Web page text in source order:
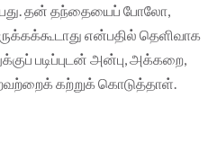
தன் தந்தையைப் போலோ,
என்பதில் தெளிவாக
படிப்புடன் அன்பு, அக்கறை,
கற்றுக் கொடுத்தாள்.